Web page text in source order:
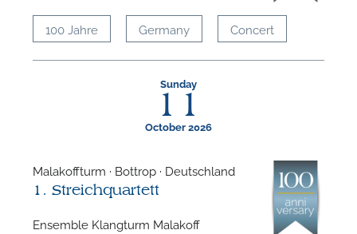
100 Jahre Germany Concert
Sunday
11
October 2026
Malakoffturm · Bottrop · Deutschland
1. Streichquartett
Ensemble Klangturm Malakoff